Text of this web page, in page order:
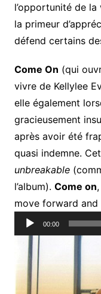
l’opportunité de
la primeur
défend certains
Come On (qui
vivre de Kellylee
elle également
gracieusement
après avoir été
quasi indemne.
unbreakable
l’album). Come on
move forward and
00:00